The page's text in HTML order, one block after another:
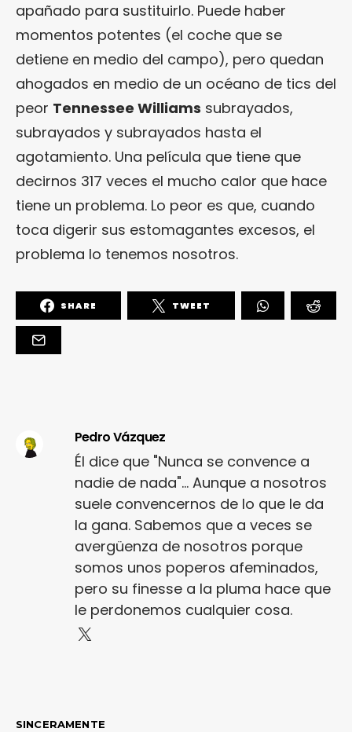
apañado para sustituirlo. Puede haber
momentos potentes (el coche que se
detiene en medio del campo), pero quedan
ahogados en medio de un océano de tics del
peor Tennessee Williams subrayados,
subrayados y subrayados hasta el
agotamiento. Una película que tiene que
decirnos 317 veces el mucho calor que hace
tiene un problema. Lo peor es que, cuando
toca digerir sus estomagantes excesos, el
problema lo tenemos nosotros.
SHARE TWEET
Pedro Vázquez
Él dice que "Nunca se convence a
nadie de nada"... Aunque a nosotros
suele convencernos de lo que le da
la gana. Sabemos que a veces se
avergüenza de nosotros porque
somos unos poperos afeminados,
pero su finesse a la pluma hace que
le perdonemos cualquier cosa.
SINCERAMENTE